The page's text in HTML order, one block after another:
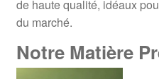
de haute qualité, idéaux
du marché.
Notre Matière